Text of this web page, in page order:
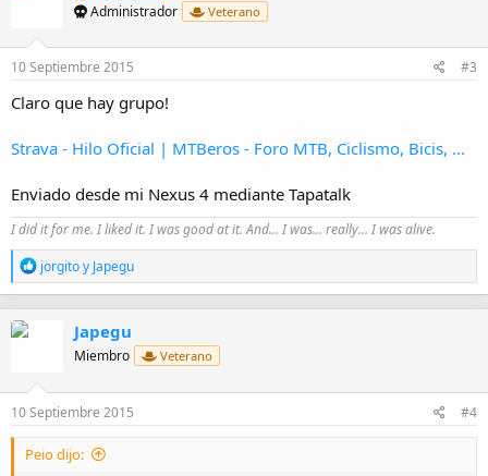
n
s
Administrador Veterano
10 Septiembre 2015 #3
Claro que hay grupo!
Strava - Hilo Oficial | MTBeros - Foro MTB, Ciclismo, Bicis, ...
Enviado desde mi Nexus 4 mediante Tapatalk
I did it for me. I liked it. I was good at it. And... I was... really... I was alive.
R
e
a
n
s
jorgitoy Japegu
Japegu
Miembro Veterano
10 Septiembre 2015 #4
Peio dijo: